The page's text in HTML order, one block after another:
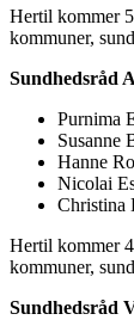
Hertil kommer
kommuner,
Sundhedsråd
Purnima
Susanne
Hanne
Nicolai
Christina
Hertil kommer
kommuner,
Sundhedsråd